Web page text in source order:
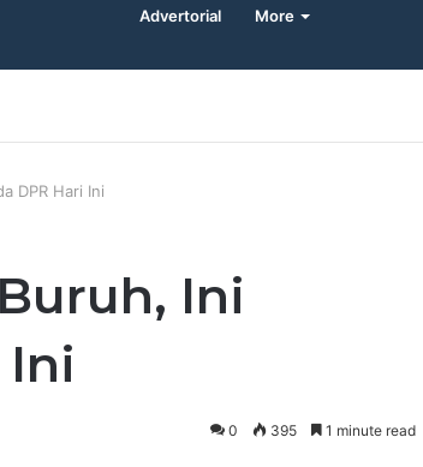
Advertorial More
DPR Hari Ini
Ini
Ini
0 395 1 minute read